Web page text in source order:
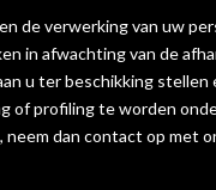
de verwerking van uw
in afwachting van de
u ter beschikking
profiling te worden
dan contact op met